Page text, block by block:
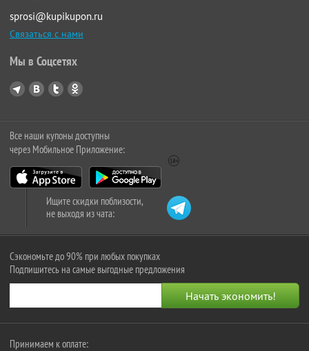
sprosi@kupikupon.ru
Связаться с нами
Мы в Соцсетях
Все наши купоны доступны
через Мобильное Приложение:
Ищите скидки поблизости,
не выходя из чата:
Сэкономьте до 90% при любых покупках
Подпишитесь на самые выгодные предложения
Принимаем к оплате: